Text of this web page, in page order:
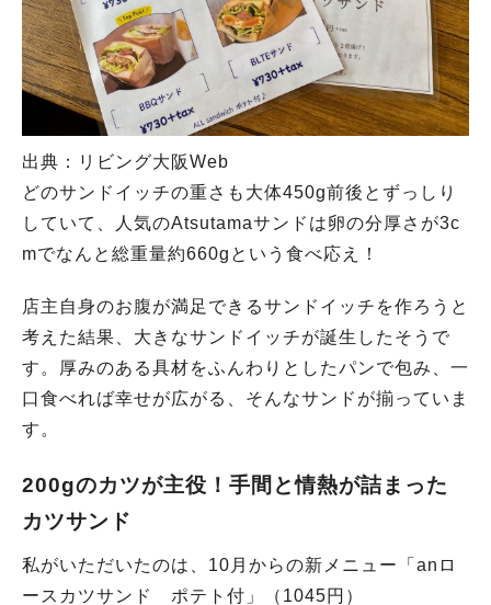
出典：リビング大阪Web
どのサンドイッチの重さも大体450g前後とずっしり
していて、人気のAtsutamaサンドは卵の分厚さが3c
mでなんと総重量約660gという食べ応え！
店主自身のお腹が満足できるサンドイッチを作ろうと
考えた結果、大きなサンドイッチが誕生したそうで
す。厚みのある具材をふんわりとしたパンで包み、一
口食べれば幸せが広がる、そんなサンドが揃っていま
す。
200gのカツが主役！手間と情熱が詰まった
カツサンド
私がいただいたのは、10月からの新メニュー「anロ
ースカツサンド ポテト付」（1045円）